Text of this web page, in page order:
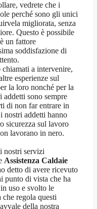
vedrete che i
perché sono gli unici
migliorata, senza
Questo è possibile
un fattore
soddisfazione di
a intervenire,
esperienze sul
la loro nonché per la
addetti sono sempre
di non far entrare in
nostri addetti hanno
sicurezza sul lavoro
lavorano in nero.
nostri servizi
Assistenza Caldaie
detto di avere ricevuto
punto di vista che ha
uso e svolto le
regola questi
della nostra